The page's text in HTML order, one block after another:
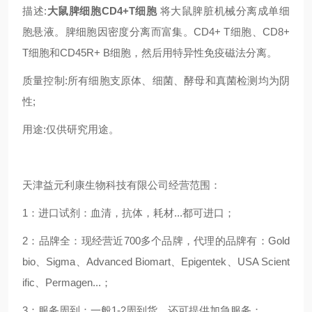
描述:大鼠脾细胞CD4+T细胞将大鼠脾脏机械分离成单细
胞悬液。脾细胞因密度分离而富集。CD4+ T细胞、CD8+
T细胞和CD45R+ B细胞，然后用特异性免疫磁法分离。
质量控制:所有细胞支原体、细菌、酵母和真菌检测均为阴
性;
用途:仅供研究用途。
天津益元利康生物科技有限公司经营范围：
1：进口试剂：血清，抗体，耗材...都可进口；
2：品牌全：现经营近700多个品牌，代理的品牌有：Gold
bio、Sigma、Advanced Biomart、Epigentek、USA Scient
ific、Permagen...；